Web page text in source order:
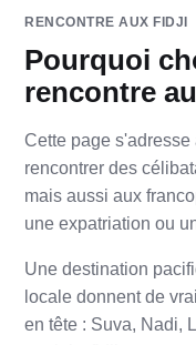
RENCONTRE AUX FIDJI
Pourquoi
rencontre
Cette page
rencontrer des
mais aussi aux
une expatriation ou
Une destination
locale donnent de
en tête : Suva, Nadi,